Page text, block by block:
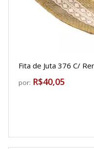
Fita de Juta 376 C/
por: R$40,05